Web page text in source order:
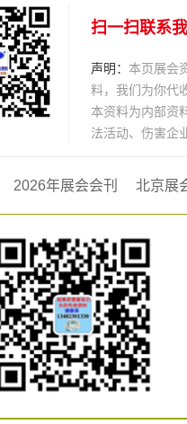
扫一扫联系
声明： 本页展会
料，我们为你代
本资料为内部资
法活动、伤害企
2026年展会会刊 北京展